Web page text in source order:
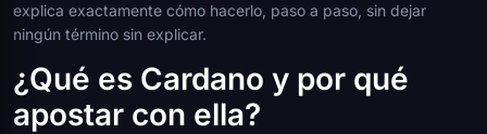
explica exactamente cómo hacerlo, paso a paso, sin dejar
ningún término sin explicar.
¿Qué es Cardano y por qué
apostar con ella?